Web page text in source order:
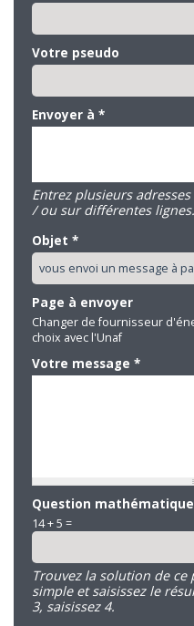
Votre pseudo
Envoyer à *
Entrez plusieurs
/ ou sur différentes lignes.
Objet *
Page à envoyer
Changer de fournisseur
choix avec l'Unaf
Votre message *
Question mathématique
14 + 5 =
Trouvez la solution de
simple et saisissez le
3, saisissez 4.